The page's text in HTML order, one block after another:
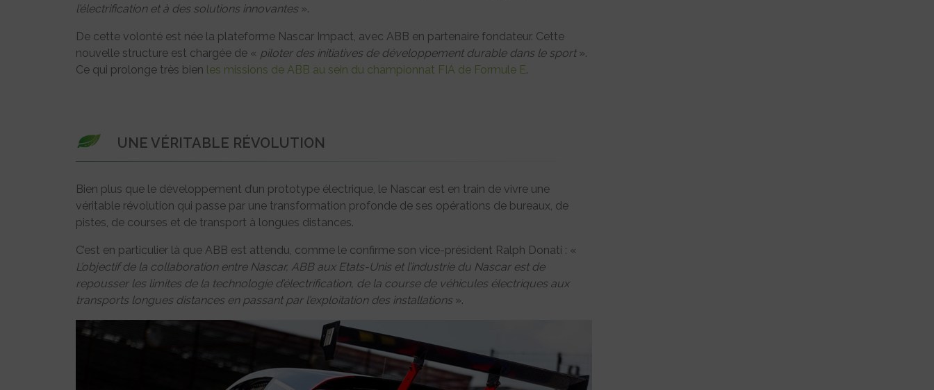
l’électrification et à des solutions innovantes».
De cette volonté est née la plateforme Nascar Impact, avec ABB en partenaire fondateur. Cette
nouvelle structure est chargée de « piloter des initiatives de développement durable dans le sport ».
Ce qui prolonge très bien les missions de ABB au sein du championnat FIA de Formule E.
UNE VÉRITABLE RÉVOLUTION
Bien plus que le développement d’un prototype électrique, le Nascar est en train de vivre une
véritable révolution qui passe par une transformation profonde de ses opérations de bureaux, de
pistes, de courses et de transport à longues distances.
C’est en particulier là que ABB est attendu, comme le confirme son vice-président Ralph Donati : «
L’objectif de la collaboration entre Nascar, ABB aux Etats-Unis et l’industrie du Nascar est de
repousser les limites de la technologie d’électrification, de la course de véhicules électriques aux
transports longues distances en passant par l’exploitation des installations».